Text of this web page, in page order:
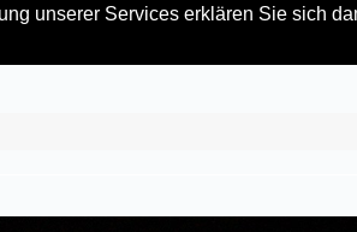
unserer Services erklären Sie sich